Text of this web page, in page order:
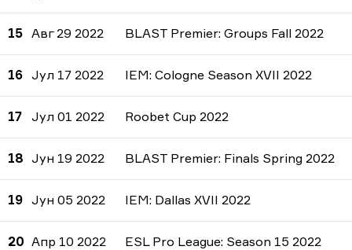
15 Авг 29 2022 BLAST Premier: Groups Fall 2022
16 Јул 17 2022 IEM: Cologne Season XVII 2022
17 Јул 01 2022 Roobet Cup 2022
18 Јун 19 2022 BLAST Premier: Finals Spring 2022
19 Јун 05 2022 IEM: Dallas XVII 2022
20 Апр 10 2022 ESL Pro League: Season 15 2022